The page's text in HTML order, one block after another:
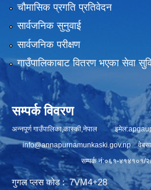
चौमासिक प्रगति प्रतिवेदन
सार्वजनिक सुनुवाई
सार्वजनिक परीक्षण
गाउँपालिकाबाट वितरण भएका सेवा
सम्पर्क विवरण
अन्नपूर्ण गाउँपालिका,कास्की,नेपाल इमेल:
info@annapurnamunkaski.gov.np
सम्पर्क नं:०६१-४१४१०१/२/
गुगल प्लस कोड : 7VM4+28